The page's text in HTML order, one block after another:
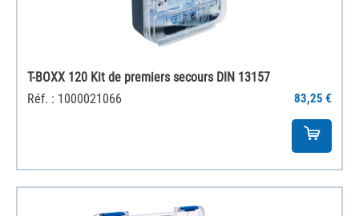
T-BOXX 120 Kit de premiers secours DIN 13157
Réf. : 1000021066
83,25 €